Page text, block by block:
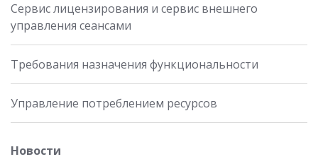
Сервис лицензирования и сервис внешнего
управления сеансами
Требования назначения функциональности
Управление потреблением ресурсов
Новости